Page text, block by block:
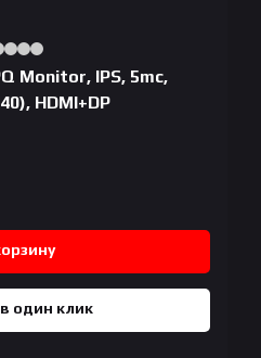
Monitor, IPS, 5mc,
HDMI+DP
один клик